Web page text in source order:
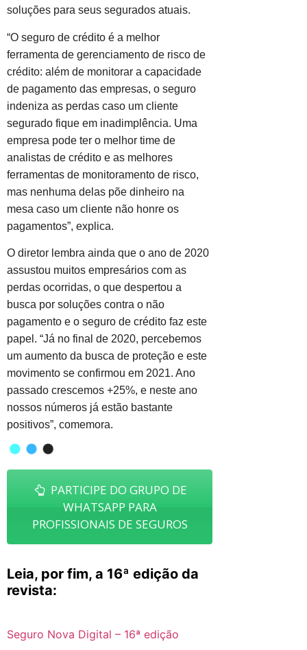
soluções para seus segurados atuais.
“O seguro de crédito é a melhor
ferramenta de gerenciamento de risco de
crédito: além de monitorar a capacidade
de pagamento das empresas, o seguro
indeniza as perdas caso um cliente
segurado fique em inadimplência. Uma
empresa pode ter o melhor time de
analistas de crédito e as melhores
ferramentas de monitoramento de risco,
mas nenhuma delas põe dinheiro na
mesa caso um cliente não honre os
pagamentos”, explica.
O diretor lembra ainda que o ano de 2020
assustou muitos empresários com as
perdas ocorridas, o que despertou a
busca por soluções contra o não
pagamento e o seguro de crédito faz este
papel. “Já no final de 2020, percebemos
um aumento da busca de proteção e este
movimento se confirmou em 2021. Ano
passado crescemos +25%, e neste ano
nossos números já estão bastante
positivos”, comemora.
PARTICIPE DO GRUPO DE
WHATSAPP PARA
PROFISSIONAIS DE SEGUROS
Leia, por fim, a 16ª edição da
revista:
Seguro Nova Digital – 16ª edição